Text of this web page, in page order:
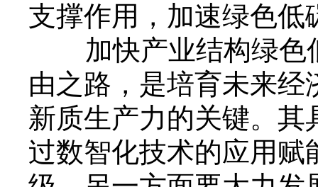
支撑作用，加速绿色
加快产业结构绿色
由之路，是培育未来
新质生产力的关键。
过数智化技术的应用